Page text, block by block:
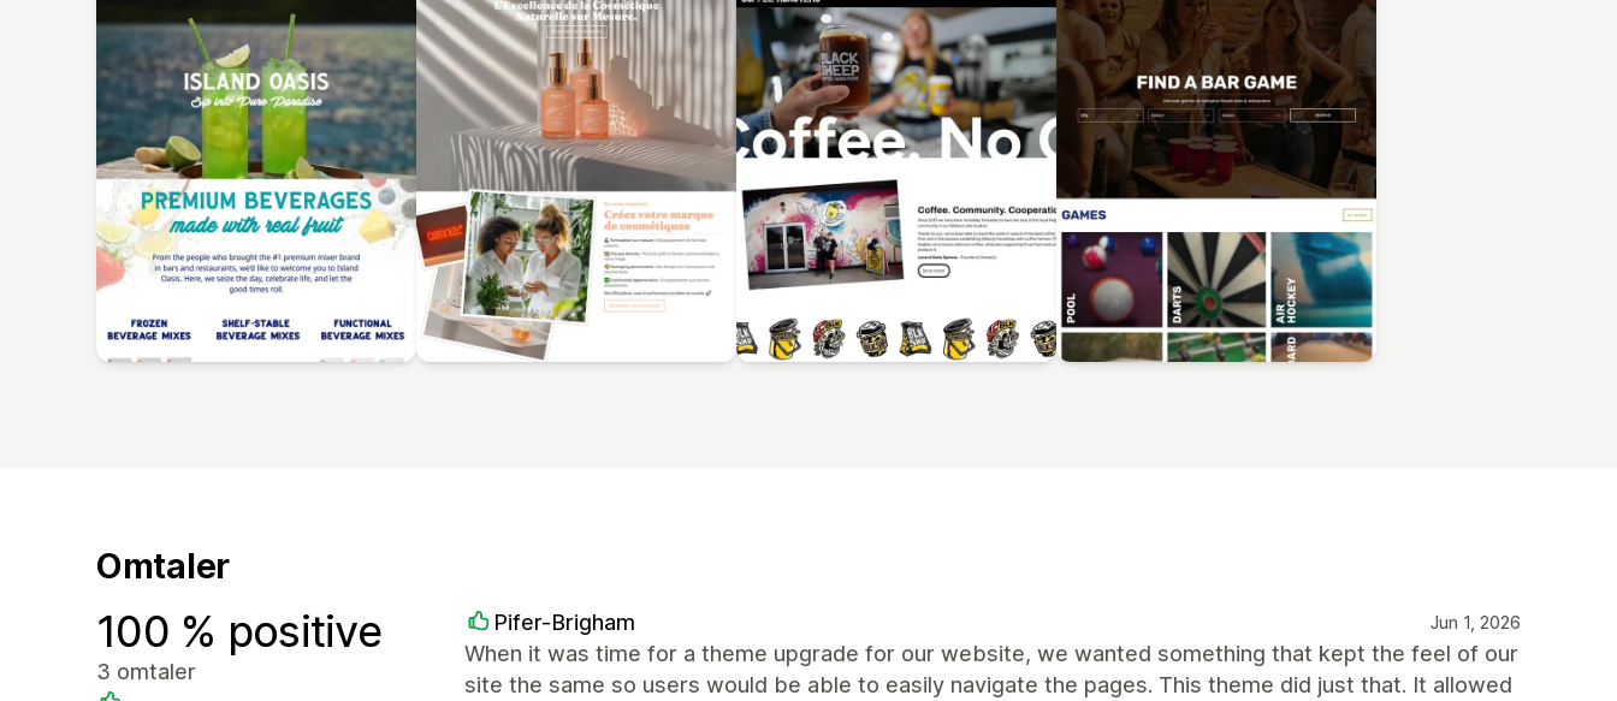
Omtaler
100 % positive
3 omtaler
Pifer-Brigham Jun 1, 2026
When it was time for a theme upgrade for our website, we wanted something that kept the feel of our
site the same so users would be able to easily navigate the pages. This theme did just that. It allowed